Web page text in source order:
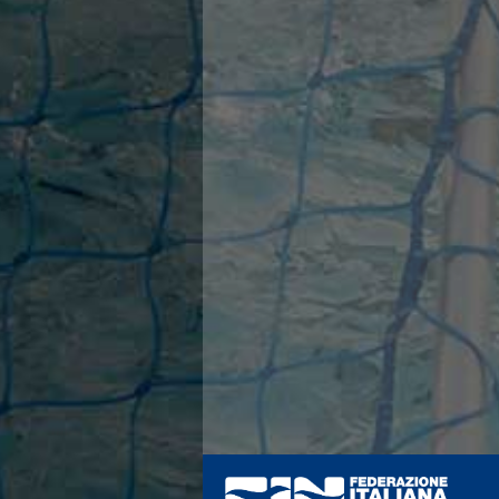
Flash News
Fondo
Eventi
Risultati e Classifiche
Primati
Azzurri
News
Salvamento
Norme e documenti
Risultati e Classifiche
Flash News
Master